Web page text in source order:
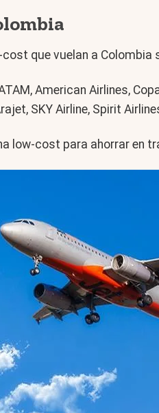
que vuelan a Colombia
American Airlines,
SKY Airline, Spirit
low-cost para ahorrar en